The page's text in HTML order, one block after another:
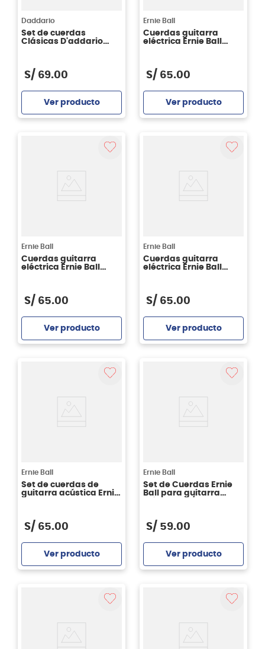
Daddario
Set de cuerdas
Clásicas D'addario
S/ 69.00
Ver producto
Ernie Ball
Cuerdas guitarra
eléctrica Ernie Ball
S/ 65.00
Ver producto
Ernie Ball
Cuerdas guitarra
eléctrica Ernie Ball
S/ 65.00
Ver producto
Ernie Ball
Cuerdas guitarra
eléctrica Ernie Ball
S/ 65.00
Ver producto
Ernie Ball
Set de cuerdas de
guitarra acústica Ernie
S/ 65.00
Ver producto
Ernie Ball
Set de Cuerdas Ernie
Ball para guitarra
S/ 59.00
Ver producto